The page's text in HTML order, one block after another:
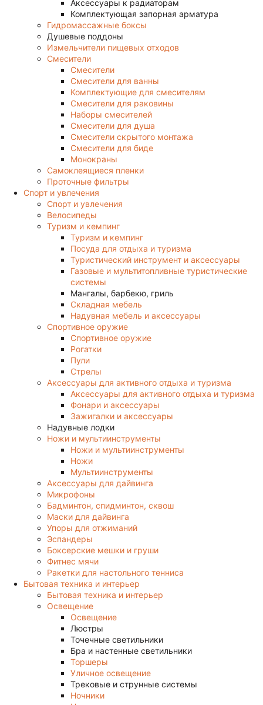
Аксессуары к радиаторам
Комплектующая запорная арматура
Гидромассажные боксы
Душевые поддоны
Измельчители пищевых отходов
Смесители
Смесители
Смесители для ванны
Комплектующие для смесителям
Смесители для раковины
Наборы смесителей
Смесители для душа
Смесители скрытого монтажа
Смесители для биде
Монокраны
Самоклеящиеся пленки
Проточные фильтры
Спорт и увлечения
Спорт и увлечения
Велосипеды
Туризм и кемпинг
Туризм и кемпинг
Посуда для отдыха и туризма
Туристический инструмент и аксессуары
Газовые и мультитопливные туристические
системы
Мангалы, барбекю, гриль
Складная мебель
Надувная мебель и аксессуары
Спортивное оружие
Спортивное оружие
Рогатки
Пули
Стрелы
Аксессуары для активного отдыха и туризма
Аксессуары для активного отдыха и туризма
Фонари и аксессуары
Зажигалки и аксессуары
Надувные лодки
Ножи и мультиинструменты
Ножи и мультиинструменты
Ножи
Мультиинструменты
Аксессуары для дайвинга
Микрофоны
Бадминтон, спидминтон, сквош
Маски для дайвинга
Упоры для отжиманий
Эспандеры
Боксерские мешки и груши
Фитнес мячи
Ракетки для настольного тенниса
Бытовая техника и интерьер
Бытовая техника и интерьер
Освещение
Освещение
Люстры
Точечные светильники
Бра и настенные светильники
Торшеры
Уличное освещение
Трековые и струнные системы
Ночники